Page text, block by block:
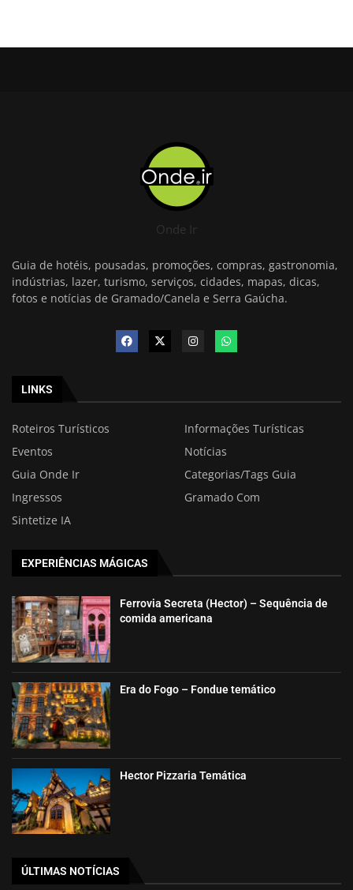
Onde Ir
Guia de hotéis, pousadas, promoções, compras, gastronomia,
indústrias, lazer, turismo, serviços, cidades, mapas, dicas,
fotos e notícias de Gramado/Canela e Serra Gaúcha.
LINKS
Roteiros Turísticos
Informações Turísticas
Eventos
Notícias
Guia Onde Ir
Categorias/Tags Guia
Ingressos
Gramado Com
Sintetize IA
EXPERIÊNCIAS MÁGICAS
Ferrovia Secreta (Hector) – Sequência de
comida americana
Era do Fogo – Fondue temático
Hector Pizzaria Temática
ÚLTIMAS NOTÍCIAS